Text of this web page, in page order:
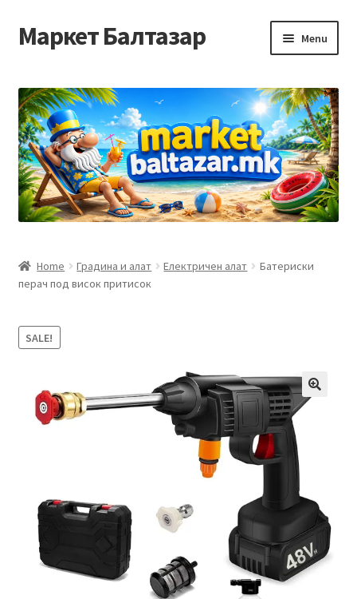
Skip
to
Skip
to
Маркет Балтазар Menu
Checkout
Homepage
Privacy Policy
Контакт
Корисничка подршка
Мој профил
Рекламации и замена на производ
Сите производи
Услови за користење
Home Градина и алат Електричен алат
Батериски
перач под висок притисок
SALE!